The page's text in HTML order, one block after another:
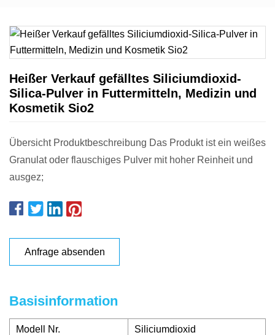
Heißer Verkauf gefälltes Siliciumdioxid-
Silica-Pulver in Futtermitteln, Medizin und
Kosmetik Sio2
Übersicht Produktbeschreibung Das Produkt ist ein weißes
Granulat oder flauschiges Pulver mit hoher Reinheit und
ausgez;
Anfrage absenden
Basisinformation
Modell Nr. Siliciumdioxid